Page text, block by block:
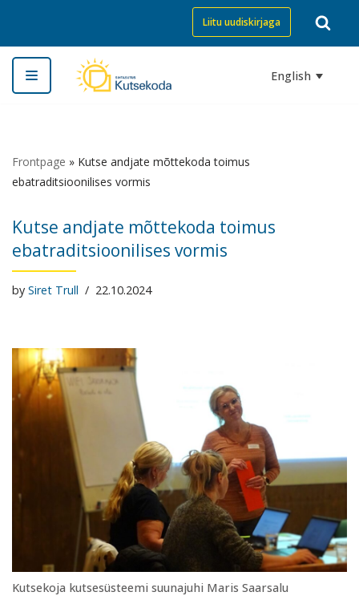
Skip
to
content
Liitu uudiskirjaga
English
Frontpage » Kutse andjate mõttekoda toimus
ebatraditsioonilises vormis
Kutse andjate mõttekoda toimus
ebatraditsioonilises vormis
by Siret Trull 22.10.2024
Kutsekoja kutsesüsteemi suunajuhi Maris Saarsalu